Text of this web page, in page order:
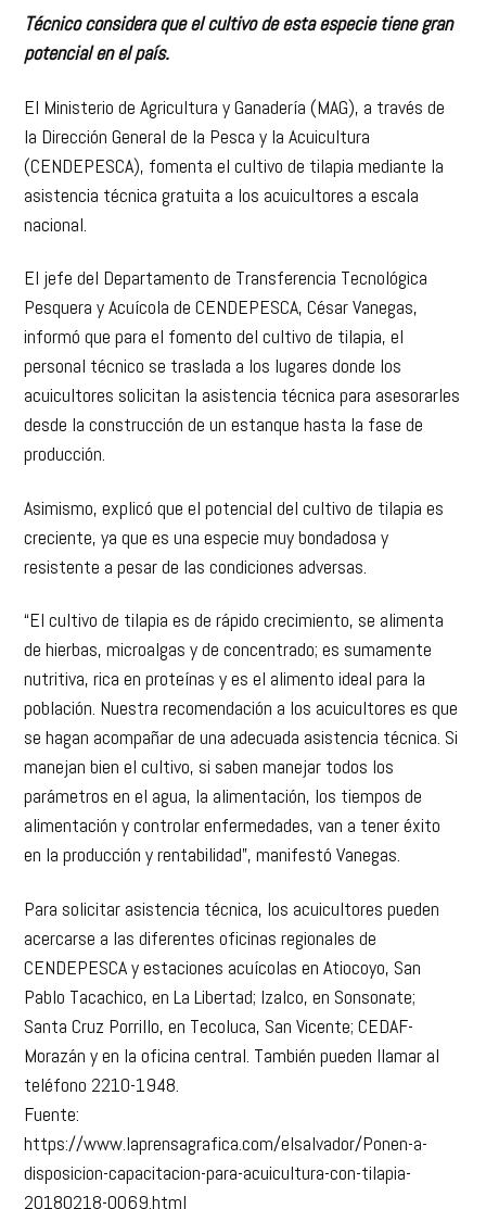
El Ministerio de Agricultura y Ganadería (MAG), a través de
(CENDEPESCA), fomenta el cultivo de tilapia mediante la
asistencia técnica gratuita a los acuicultores a escala
nacional.
El jefe del Departamento de Transferencia Tecnológica
informó que para el fomento del cultivo de tilapia, el
personal técnico se traslada a los lugares donde los
acuicultores solicitan la asistencia técnica para asesorarles
desde la construcción de un estanque hasta la fase de
producción.
Asimismo, explicó que el potencial del cultivo de tilapia es
resistente a pesar de las condiciones adversas.
“El cultivo de tilapia es de rápido crecimiento, se alimenta
nutritiva, rica en proteínas y es el alimento ideal para la
población. Nuestra recomendación a los acuicultores es que
se hagan acompañar de una adecuada asistencia técnica. Si
manejan bien el cultivo, si saben manejar todos los
parámetros en el agua, la alimentación, los tiempos de
alimentación y controlar enfermedades, van a tener éxito
en la producción y rentabilidad”, manifestó Vanegas.
Para solicitar asistencia técnica, los acuicultores pueden
CENDEPESCA y estaciones acuícolas en Atiocoyo, San
Pablo Tacachico, en La Libertad; Izalco, en Sonsonate;
Santa Cruz Porrillo, en Tecoluca, San Vicente; CEDAF-
Morazán y en la oficina central. También pueden llamar al
teléfono 2210-1948.
Fuente:
https://www.laprensagrafica.com/elsalvador/Ponen-a-
disposicion-capacitacion-para-acuicultura-con-tilapia-
20180218-0069.html